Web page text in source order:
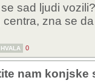
sad ljudi
centra, zna se
HVALA 0
nam konjske